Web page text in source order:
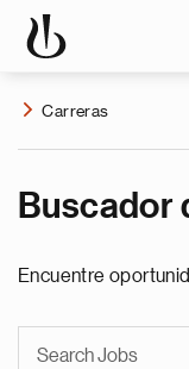
Carreras
Buscador
Encuentre